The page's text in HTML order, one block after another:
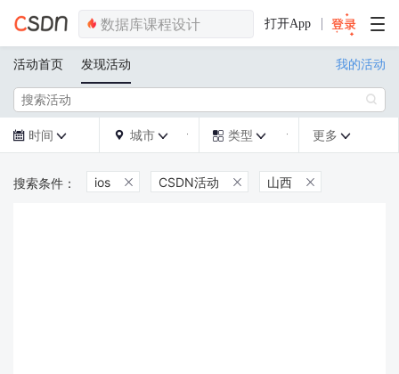
打开App
活动首页 发现活动 我的活动

 时间   城市   类型  更多 
ios  CSDN活动  山西 